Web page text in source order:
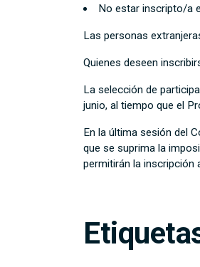
No estar inscripto/a
Las personas
Quienes deseen
La selección de
junio, al tiempo que el
En la última sesión del
que se suprima la
permitirán la inscripción